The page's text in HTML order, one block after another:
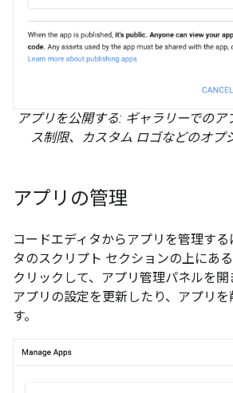
アプリを公開する: ギャラリーでのア
ス制限、カスタム ロゴなどのオプ
アプリの管理
コードエディタからアプリを管理する
タのスクリプト セクションの上にあ
クリックして、アプリ管理パネルを開
アプリの設定を更新したり、アプリ
す。